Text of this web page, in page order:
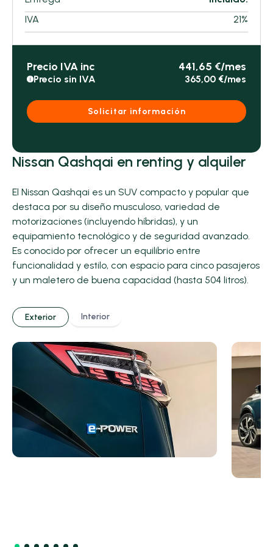
IVA
21%
Precio IVA inc 441,65 €/mes
i Precio sin IVA 365,00 €/mes
Solicitar información
Nissan Qashqai en renting y alquiler
El Nissan Qashqai es un SUV compacto y popular que
destaca por su diseño musculoso, variedad de
motorizaciones (incluyendo híbridas), y un
equipamiento tecnológico y de seguridad avanzado.
Es conocido por ofrecer un equilibrio entre
funcionalidad y estilo, con espacio para cinco pasajeros
y un maletero de buena capacidad (hasta 504 litros).
Exterior Interior